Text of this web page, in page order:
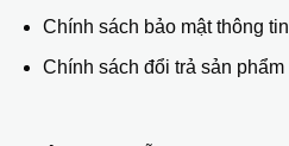
Chính sách bảo mật thông tin
Chính sách đổi trả sản phẩm